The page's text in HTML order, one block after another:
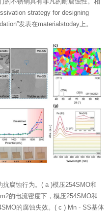
strategy for designing
发表在materialstoday上。
腐蚀行为。( a )模压254SMO和
的电流密度下，模压254SMO和
的腐蚀失效。( c ) Mn - SS基体